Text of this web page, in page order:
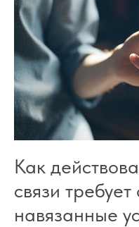
Как
связи требует
навязанные